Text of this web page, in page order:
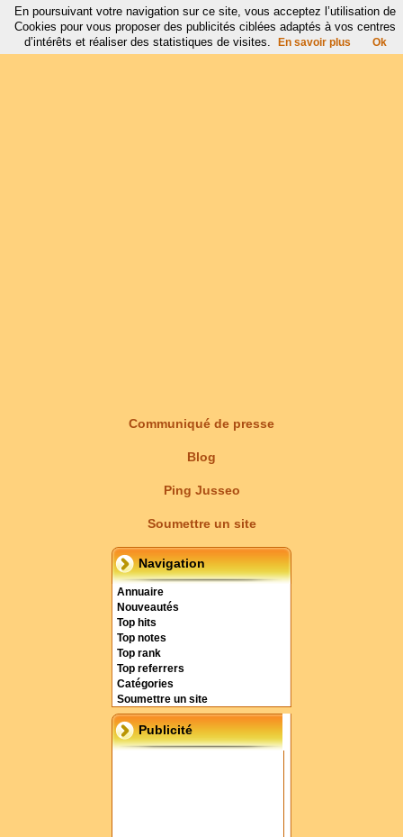
Communiqué de presse
Blog
Ping Jusseo
Soumettre un site
Navigation
Annuaire
Nouveautés
Top hits
Top notes
Top rank
Top referrers
Catégories
Soumettre un site
Publicité
En poursuivant votre navigation sur ce site, vous acceptez l’utilisation de
Cookies pour vous proposer des publicités ciblées adaptés à vos centres
d’intérêts et réaliser des statistiques de visites.
En savoir plus Ok